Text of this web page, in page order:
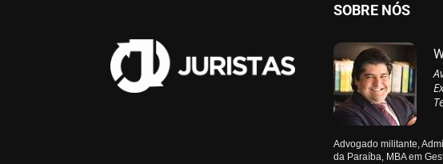
SOBRE NÓS
Advogado militante,
da Paraíba, MBA em